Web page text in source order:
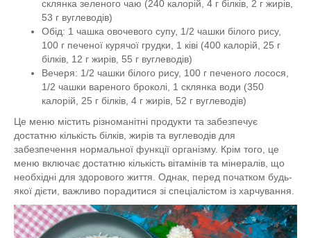
склянка зеленого чаю (240 калорій, 4 г білків, 2 г жирів,
53 г вуглеводів)
Обід: 1 чашка овочевого супу, 1/2 чашки білого рису,
100 г печеної курячої грудки, 1 ківі (400 калорій, 25 г
білків, 12 г жирів, 55 г вуглеводів)
Вечеря: 1/2 чашки білого рису, 100 г печеного лосося,
1/2 чашки вареного броколі, 1 склянка води (350
калорій, 25 г білків, 4 г жирів, 52 г вуглеводів)
Це меню містить різноманітні продукти та забезпечує
достатню кількість білків, жирів та вуглеводів для
забезпечення нормальної функції організму. Крім того, це
меню включає достатню кількість вітамінів та мінералів, що
необхідні для здорового життя. Однак, перед початком будь-
якої дієти, важливо порадитися зі спеціалістом із харчування.